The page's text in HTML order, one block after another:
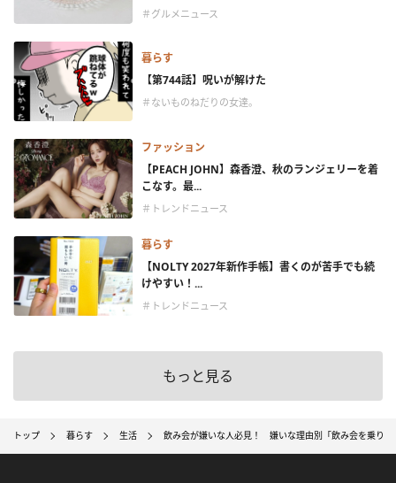
＃グルメニュース
暮らす
【第744話】呪いが解けた
＃ないものねだりの女達。
ファッション
【PEACH JOHN】森香澄、秋のランジェリーを着
こなす。最...
＃トレンドニュース
暮らす
【NOLTY 2027年新作手帳】書くのが苦手でも続
けやすい！...
＃トレンドニュース
もっと見る
トップ 暮らす 生活 飲み会が嫌いな人必見！ 嫌いな理由別「飲み会を乗り切